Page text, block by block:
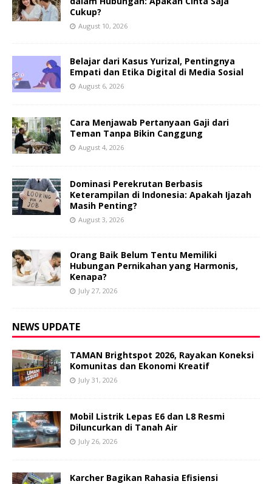
Cukup?
August 10, 2026
Belajar dari Kasus Yurizal, Pentingnya
Empati dan Etika Digital di Media Sosial
August 6, 2026
Cara Menjawab Pertanyaan Gaji dari
Teman Tanpa Bikin Canggung
August 4, 2026
Dominasi Perekrutan Berbasis
Keterampilan di Indonesia: Apakah Ijazah
Masih Penting?
August 3, 2026
Orang Baik Belum Tentu Memiliki
Hubungan Pernikahan yang Harmonis,
Kenapa?
July 27, 2026
NEWS UPDATE
TAMAN Brightspot 2026, Rayakan Koneksi
Komunitas dan Ekonomi Kreatif
July 31, 2026
Mobil Listrik Lepas E6 dan L8 Resmi
Diluncurkan di Tanah Air
July 26, 2026
Karcher Bagikan Rahasia Efisiensi